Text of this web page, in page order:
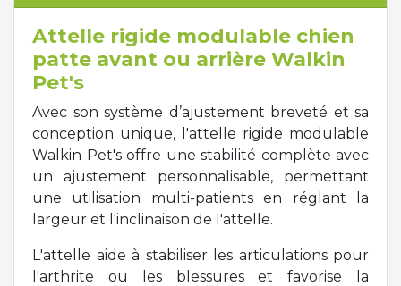
Attelle rigide modulable chien
patte avant ou arrière Walkin
Pet's
Avec son système d’ajustement breveté et sa
conception unique, l'attelle rigide modulable
Walkin Pet's offre une stabilité complète avec
un ajustement personnalisable, permettant
une utilisation multi-patients en réglant la
largeur et l'inclinaison de l'attelle.
L'attelle aide à stabiliser les articulations pour
l'arthrite ou les blessures et favorise la